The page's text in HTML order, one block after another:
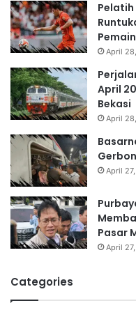
Pelatih
April
April
Bekasi
April
April
Pasar
April
Categories